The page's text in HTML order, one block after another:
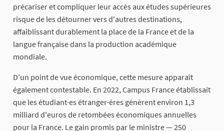
précariser et compliquer leur accès aux études supérieures
risque de les détourner vers d'autres destinations,
affaiblissant durablement la place de la France et de la
langue française dans la production académique
mondiale.
D’un point de vue économique, cette mesure apparaît
également contestable. En 2022, Campus France établissait
que les étudiant·es étranger·ères génèrent environ 1,3
milliard d'euros de retombées économiques annuelles
pour la France. Le gain promis par le ministre — 250